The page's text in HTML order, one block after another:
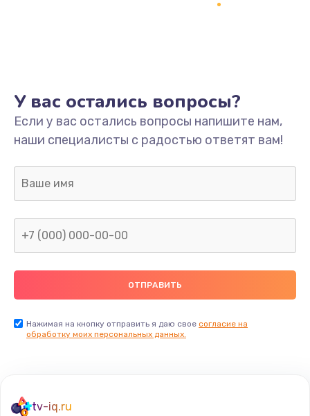
Не включается
1400 руб.
Заказать
Нет звука
800 руб.
Не видит флешку
400 руб.
Заказать
У вас остались вопросы?
Если у вас остались вопросы напишите нам,
наши специалисты с радостью ответят вам!
Нажимая на кнопку отправить я даю свое согласие на
обработку моих персональных данных.
tv-iq.ru